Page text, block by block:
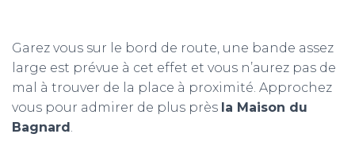
Garez vous sur le bord de route, une bande assez
large est prévue à cet effet et vous n’aurez pas de
mal à trouver de la place à proximité. Approchez
vous pour admirer de plus près la Maison du
Bagnard .